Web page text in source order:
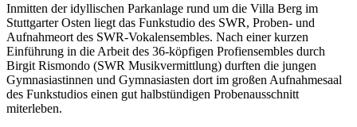
Inmitten der idyllischen Parkanlage rund um die Villa Berg im
Stuttgarter Osten liegt das Funkstudio des SWR, Proben- und
Aufnahmeort des SWR-Vokalensembles. Nach einer kurzen
Einführung in die Arbeit des 36-köpfigen Profiensembles durch
Birgit Rismondo (SWR Musikvermittlung) durften die jungen
Gymnasiastinnen und Gymnasiasten dort im großen Aufnahmesaal
des Funkstudios einen gut halbstündigen Probenausschnitt
miterleben.